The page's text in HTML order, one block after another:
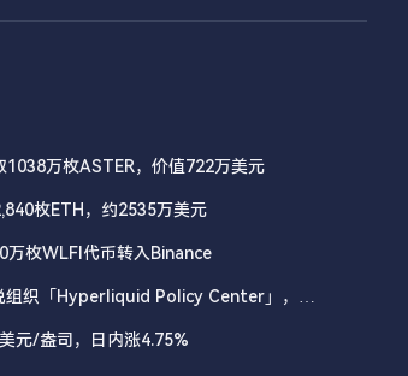
1038万枚ASTER，价值722万美元
枚ETH，约2535万美元
万枚WLFI代币转入Binance
织「Hyperliquid Policy Center」，将
元/盎司，日内涨4.75%